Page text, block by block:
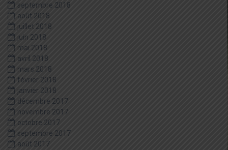
septembre 2018
août 2018
juillet 2018
juin 2018
mai 2018
avril 2018
mars 2018
février 2018
janvier 2018
décembre 2017
novembre 2017
octobre 2017
septembre 2017
août 2017